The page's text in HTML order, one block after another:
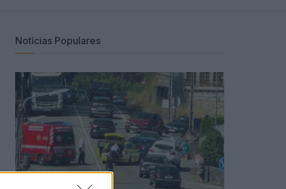
Notícias Populares